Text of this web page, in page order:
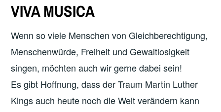
VIVA MUSICA
Wenn so viele Menschen von Gleichberechtigung,
Menschenwürde, Freiheit und Gewaltlosigkeit
singen, möchten auch wir gerne dabei sein!
Es gibt Hoffnung, dass der Traum Martin Luther
Kings auch heute noch die Welt verändern kann